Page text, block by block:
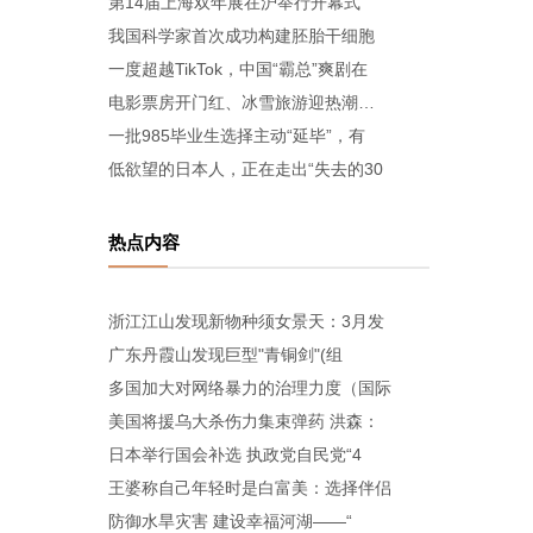
我国科学家首次成功构建胚胎干细胞
一度超越TikTok，中国“霸总”爽剧在
电影票房开门红、冰雪旅游迎热潮…
一批985毕业生选择主动“延毕”，有
低欲望的日本人，正在走出“失去的30
热点内容
浙江江山发现新物种须女景天：3月发
广东丹霞山发现巨型"青铜剑"(组
多国加大对网络暴力的治理力度（国际
美国将援乌大杀伤力集束弹药 洪森：
日本举行国会补选 执政党自民党“4
王婆称自己年轻时是白富美：选择伴侣
防御水旱灾害 建设幸福河湖——“